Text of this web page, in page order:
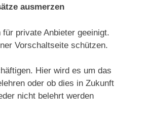
ausmerzen
private Anbieter geeinigt.
Vorschaltseite schützen.
Hier wird es um das
oder ob dies in Zukunft
nicht belehrt werden